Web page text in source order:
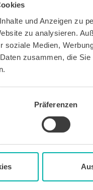
und Anzeigen zu
zu analysieren.
soziale Medien,
zusammen, die
Präferenzen
Newsletter
Um die Inhalte des
ich außerdem zu, hierfür
des Newsletters zu erfassen
zu Produkten
Newsletter enthaltenen
genutzt. Detaillierte
eingesetzten Newsletter-
Wirtschafts KRAFT